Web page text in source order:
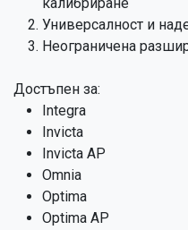
Универсалност и
Неограничена
Достъпен за:
Integra
Invicta
Invicta AP
Omnia
Optima
Optima AP